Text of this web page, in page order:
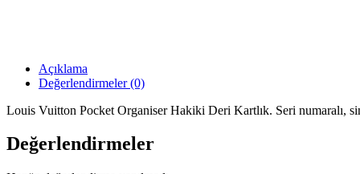
Açıklama
Değerlendirmeler (0)
Louis Vuitton Pocket Organiser Hakiki Deri Kartlık. Seri numaralı,
Değerlendirmeler